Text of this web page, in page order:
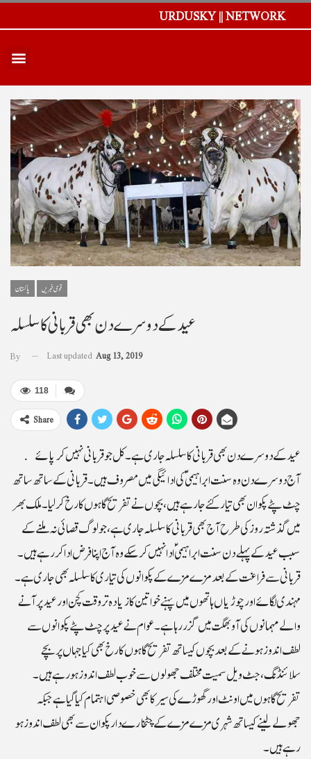
URDUSKY || NETWORK
پاکستان قومی خبریں
عید کے دوسرے دن بھی قربانی کا سلسلہ
By Last updated Aug 13, 2019
118
Share
عید کے دوسرے دن بھی قربانی کا سلسلہ جاری ہے۔ کل جو قربانی نہیں کر پائے
آج دوسرے دن وہ سنت ابراہیمیؑ کی ادائیگی میں مصروف ہیں۔ قربانی کے ساتھ ساتھ
چٹ پٹے پکوان بھی تیار کئے جا رہے ہیں، بچوں نے تفریح گاہوں کا رخ کر لیا۔ملک بھر
میں گذشتہ روز کی طرح آج بھی قربانی کا سلسلہ جاری ہے، جو لوگ قصائی نہ ملنے کے
سبب عید کے پہلے دن سنت ابراہیمیؑ ادا نہیں کر سکے وہ آج اپنا فرض ادا کر رہے ہیں۔
قربانی سے فراغت کے بعد مزے مزے کے پکوانوں کی تیاری کا سلسلہ بھی جاری ہے۔
مہندی لگائے اور چوڑیاں ہاتھوں میں پہنے خواتین کا زیادہ تر وقت کچن اور عید پر آنے
والے مہمانوں کی آو بھگت میں گزر رہا ہے۔عوام نے عید پر چٹ پٹے پکوانوں سے
لطف اندوز ہونے کے بعد بچوں کیساتھ تفریح گاہوں کا رخ بھی کیا جہاں پر بچے
سلائنڈنگ، جٹ ویل سمیت مختلف جھولوں سے خوب لطف اندوز ہو رہے ہیں۔
تفریح گاہوں میں اونٹ اور گھوڑے کی سیر کا بھی خصوصی اہتمام کیا گیا ہے جبکہ
جھولے لینے کیساتھ شہری مزے مزے کے چٹخارے دار پکوان سے بھی لطف اندوز ہو
رہے ہیں۔